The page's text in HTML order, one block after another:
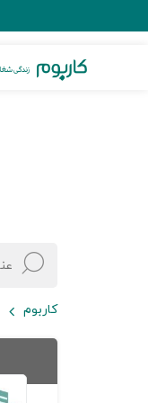
کاربوم